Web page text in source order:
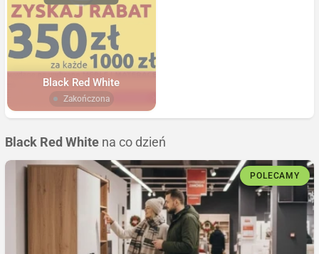
Black Red White
Zakończona
Black Red White na co dzień
POLECAMY